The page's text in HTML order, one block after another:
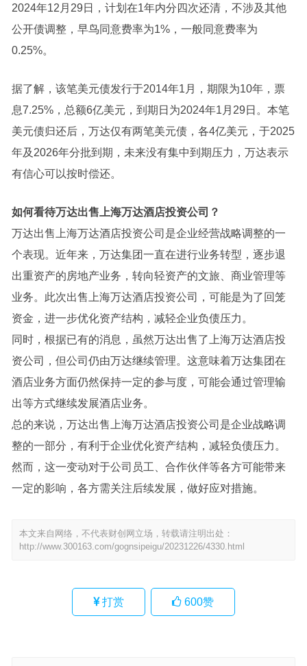
2024年12月29日，计划在1年内分四次还清，不涉及其他
公开债调整，早鸟同意费率为1%，一般同意费率为
0.25%。
据了解，该笔美元债发行于2014年1月，期限为10年，票
息7.25%，总额6亿美元，到期日为2024年1月29日。本笔
美元债归还后，万达仅有两笔美元债，各4亿美元，于2025
年及2026年分批到期，未来没有集中到期压力，万达表示
有信心可以按时偿还。
如何看待万达出售上海万达酒店投资公司？
万达出售上海万达酒店投资公司是企业经营战略调整的一
个表现。近年来，万达集团一直在进行业务转型，逐步退
出重资产的房地产业务，转向轻资产的文旅、商业管理等
业务。此次出售上海万达酒店投资公司，可能是为了回笼
资金，进一步优化资产结构，减轻企业负债压力。
同时，根据已有的消息，虽然万达出售了上海万达酒店投
资公司，但公司仍由万达继续管理。这意味着万达集团在
酒店业务方面仍然保持一定的参与度，可能会通过管理输
出等方式继续发展酒店业务。
总的来说，万达出售上海万达酒店投资公司是企业战略调
整的一部分，有利于企业优化资产结构，减轻负债压力。
然而，这一变动对于公司员工、合作伙伴等各方可能带来
一定的影响，各方需关注后续发展，做好应对措施。
本文来自网络，不代表财创网立场，转载请注明出处：
http://www.300163.com/gognsipeigu/20231226/4330.html
打赏 600赞